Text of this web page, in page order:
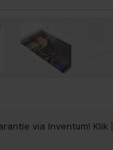
via Inventum! Klik